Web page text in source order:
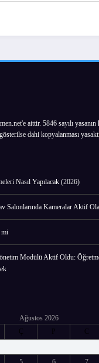
aittir. 5846 sayılı
dahi kopyalanması
Nasıl Yapılacak (2026)
Salonlarında Kameralar Aktif
mi
Modülü Aktif Oldu:
Ağustos 2026
Ç P C